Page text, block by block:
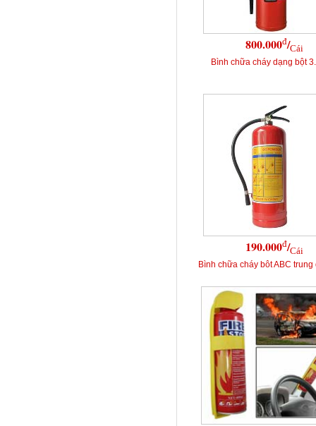
800.000đ/Cái
Bình chữa cháy dạng bột
190.000đ/Cái
Bình chữa cháy bôt ABC trung